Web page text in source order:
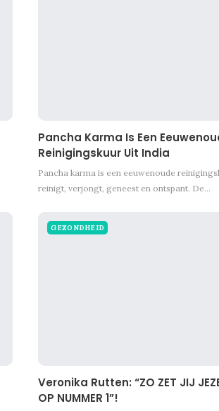
Pancha Karma Is Een
Reinigingskuur Uit India
Pancha karma is een eeuwenoude
reinigt, verjongt, geneest en ontspant. De…
GEZONDHEID
Veronika Rutten: “ZO ZET JIJ
OP NUMMER 1”!